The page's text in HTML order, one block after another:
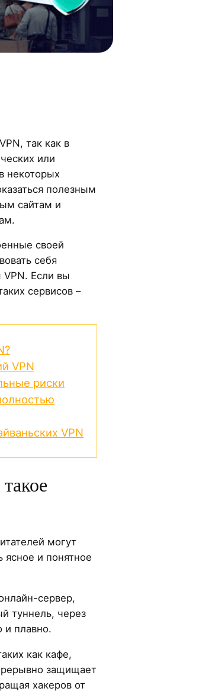
так как в
или
некоторых
полезным
сайтам и
своей
себя
Если вы
сервисов –
VPN
риски
VPN
могут
и понятное
сервер,
туннель, через
и плавно.
как кафе,
защищает
хакеров от